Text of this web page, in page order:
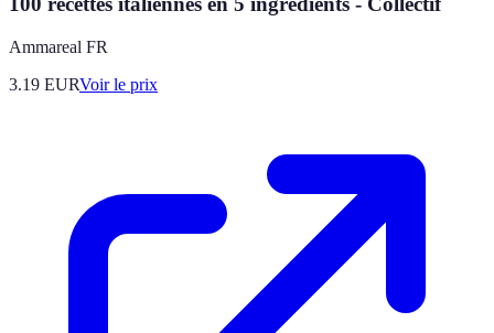
Ammareal FR
3.19 EURVoir le prix